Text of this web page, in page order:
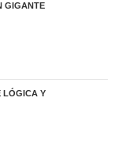
GIGANTE
LÓGICA Y